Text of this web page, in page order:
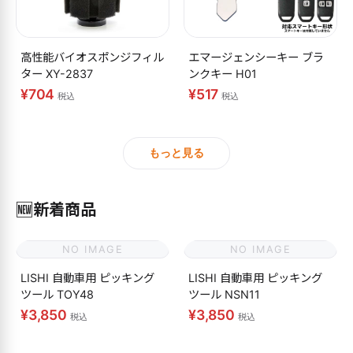
高性能バイオスポンジフィル
ター XY-2837
¥704税込
エマージェンシーキー ブラ
ンクキー H01
¥517税込
もっと見る
🆕新着商品
NO IMAGE
LISHI 自動車用 ピッキング
ツール TOY48
¥3,850 税込
NO IMAGE
LISHI 自動車用 ピッキング
ツール NSN11
¥3,850 税込